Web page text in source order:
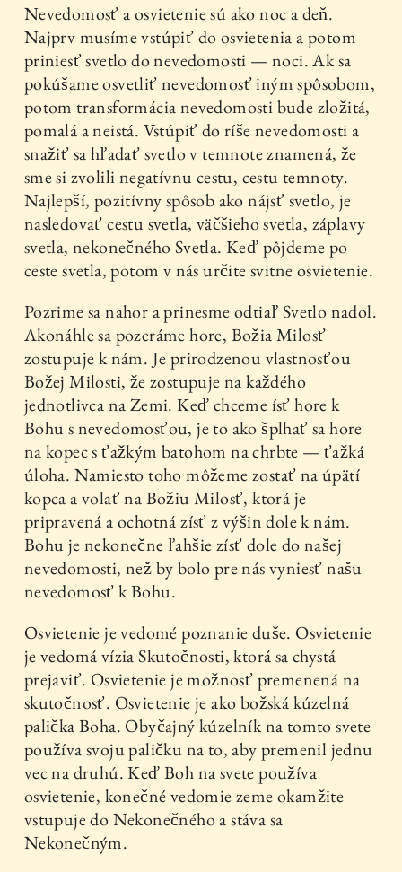
Nevedomosť a osvietenie sú ako noc a deň.
Najprv musíme vstúpiť do osvietenia a potom
priniesť svetlo do nevedomosti — noci. Ak sa
pokúšame osvetliť nevedomosť iným spôsobom,
potom transformácia nevedomosti bude zložitá,
pomalá a neistá. Vstúpiť do ríše nevedomosti a
snažiť sa hľadať svetlo v temnote znamená, že
sme si zvolili negatívnu cestu, cestu temnoty.
Najlepší, pozitívny spôsob ako nájsť svetlo, je
nasledovať cestu svetla, väčšieho svetla, záplavy
svetla, nekonečného Svetla. Keď pôjdeme po
ceste svetla, potom v nás určite svitne osvietenie.
Pozrime sa nahor a prinesme odtiaľ Svetlo nadol.
Akonáhle sa pozeráme hore, Božia Milosť
zostupuje k nám. Je prirodzenou vlastnosťou
Božej Milosti, že zostupuje na každého
jednotlivca na Zemi. Keď chceme ísť hore k
Bohu s nevedomosťou, je to ako šplhať sa hore
na kopec s ťažkým batohom na chrbte — ťažká
úloha. Namiesto toho môžeme zostať na úpätí
kopca a volať na Božiu Milosť, ktorá je
pripravená a ochotná zísť z výšin dole k nám.
Bohu je nekonečne ľahšie zísť dole do našej
nevedomosti, než by bolo pre nás vyniesť našu
nevedomosť k Bohu.
Osvietenie je vedomé poznanie duše. Osvietenie
je vedomá vízia Skutočnosti, ktorá sa chystá
prejaviť. Osvietenie je možnosť premenená na
skutočnosť. Osvietenie je ako božská kúzelná
palička Boha. Obyčajný kúzelník na tomto svete
používa svoju paličku na to, aby premenil jednu
vec na druhú. Keď Boh na svete používa
osvietenie, konečné vedomie zeme okamžite
vstupuje do Nekonečného a stáva sa
Nekonečným.